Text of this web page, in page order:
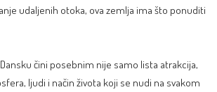
udaljenih otoka, ova zemlja ima što ponuditi
čini posebnim nije samo lista atrakcija,
ljudi i način života koji se nudi na svakom